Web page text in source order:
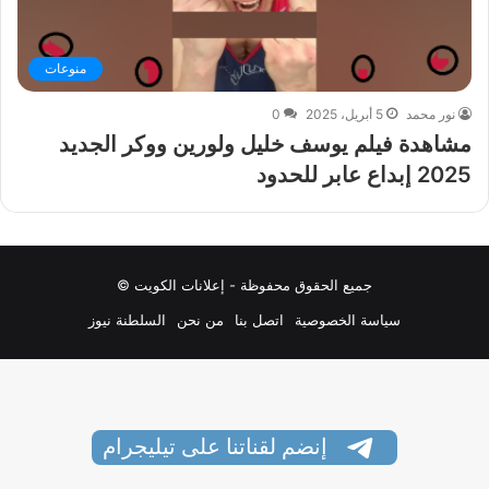
منوعات
نور محمد 5 أبريل، 2025 0
مشاهدة فيلم يوسف خليل ولورين ووكر الجديد
2025 إبداع عابر للحدود
جميع الحقوق محفوظة - إعلانات الكويت ©
سياسة الخصوصية
اتصل بنا من نحن السلطنة نيوز
إنضم لقناتنا على تيليجرام